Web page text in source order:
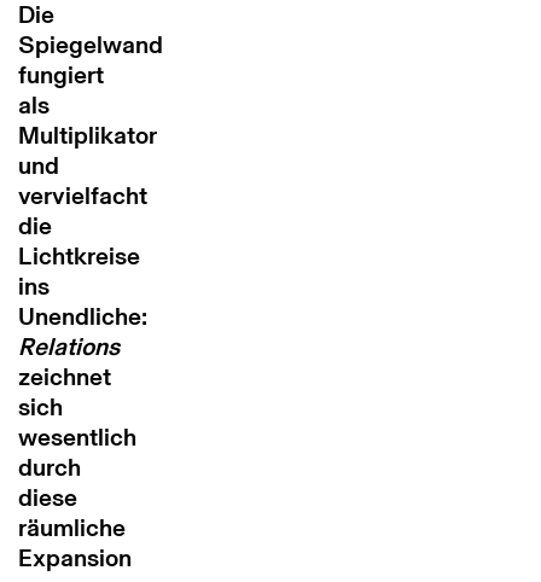
Die
Spiegelwand
fungiert
als
Multiplikator
und
vervielfacht
die
Lichtkreise
ins
Unendliche:
Relations
zeichnet
sich
wesentlich
durch
diese
räumliche
Expansion